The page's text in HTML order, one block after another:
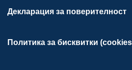
Декларация за поверителност
Политика за бисквитки